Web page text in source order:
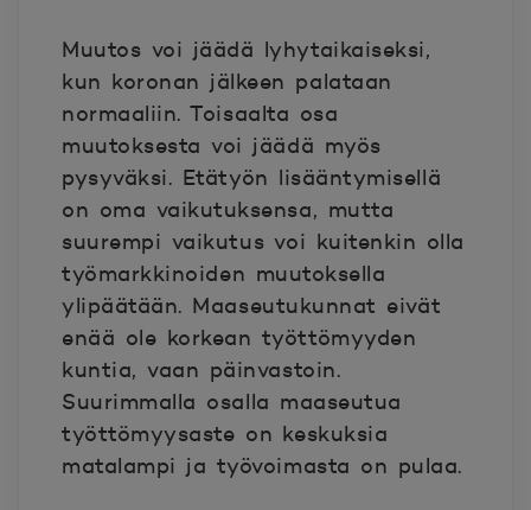
Muutos voi jäädä lyhytaikaiseksi,
kun koronan jälkeen palataan
normaaliin. Toisaalta osa
muutoksesta voi jäädä myös
pysyväksi. Etätyön lisääntymisellä
on oma vaikutuksensa, mutta
suurempi vaikutus voi kuitenkin olla
työmarkkinoiden muutoksella
ylipäätään. Maaseutukunnat eivät
enää ole korkean työttömyyden
kuntia, vaan päinvastoin.
Suurimmalla osalla maaseutua
työttömyysaste on keskuksia
matalampi ja työvoimasta on pulaa.